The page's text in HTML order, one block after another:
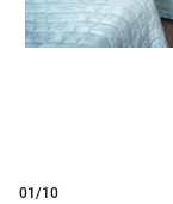
01 /10